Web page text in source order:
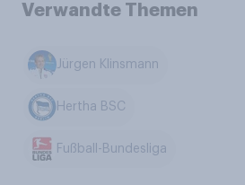
Verwandte Themen
Jürgen Klinsmann
Hertha BSC
Fußball-Bundesliga